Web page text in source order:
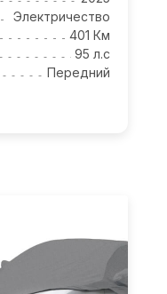
Электричество
401 Км
95 л.с
Передний